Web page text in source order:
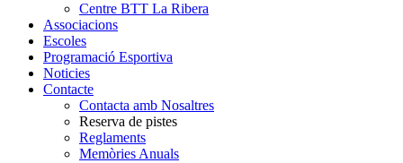
Centre BTT La Ribera
Associacions
Escoles
Programació Esportiva
Noticies
Contacte
Contacta amb Nosaltres
Reserva de pistes
Reglaments
Memòries Anuals